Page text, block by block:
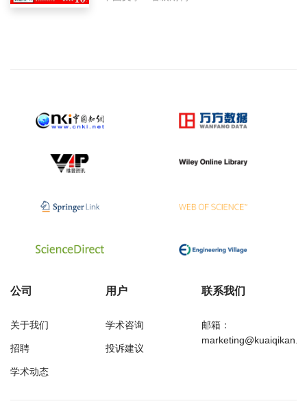
公司
关于我们
招聘
学术动态
用户
学术咨询
投诉建议
联系我们
邮箱：